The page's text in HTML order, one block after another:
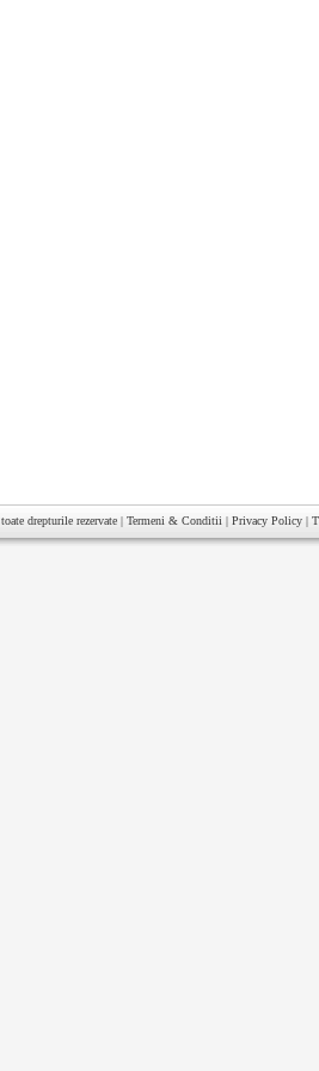
toate drepturile rezervate | Termeni & Conditii | Privacy Policy |